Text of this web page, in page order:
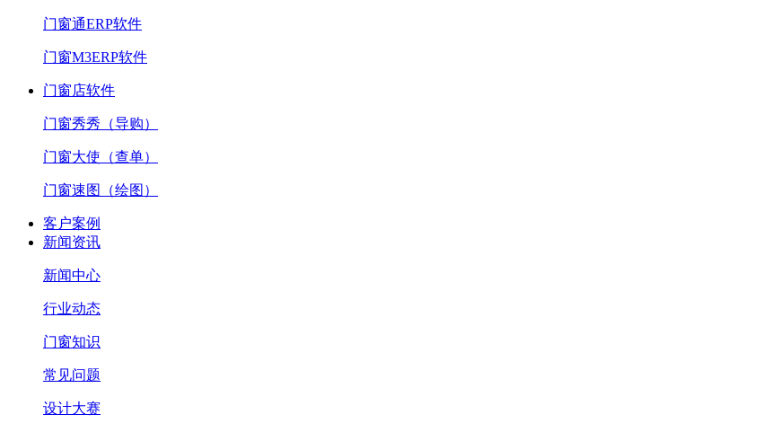
门窗通ERP软件
门窗M3ERP软件
门窗店软件
门窗秀秀（导购）
门窗大使（查单）
门窗速图（绘图）
客户案例
新闻资讯
新闻中心
行业动态
门窗知识
常见问题
设计大赛